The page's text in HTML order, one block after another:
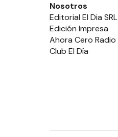
Nosotros
Editorial El Dia SRL
Edición Impresa
Ahora Cero Radio
Club El Día